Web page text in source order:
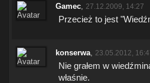
Gamec, 27.12.2009, 14:27
Przecież to jest
konserwa, 23.05.2012,
Nie grałem w
właśnie.